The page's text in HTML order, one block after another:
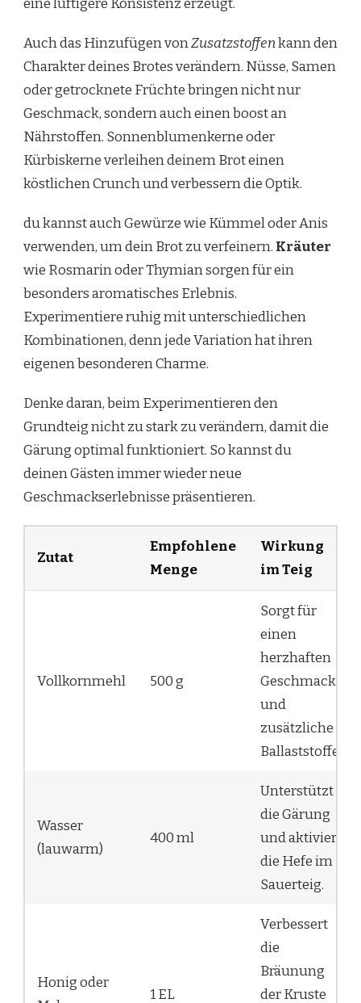
eine luftigere Konsistenz erzeugt.
Auch das Hinzufügen vonZusatzstoffenkann den
Charakter deines Brotes verändern. Nüsse, Samen
oder getrocknete Früchte bringen nicht nur
Geschmack, sondern auch einen boost an
Nährstoffen. Sonnenblumenkerne oder
Kürbiskerne verleihen deinem Brot einen
köstlichen Crunch und verbessern die Optik.
du kannst auch Gewürze wie Kümmel oder Anis
verwenden, um dein Brot zu verfeinern. Kräuter
wie Rosmarin oder Thymian sorgen für ein
besonders aromatisches Erlebnis.
Experimentiere ruhig mit unterschiedlichen
Kombinationen, denn jede Variation hat ihren
eigenen besonderen Charme.
Denke daran, beim Experimentieren den
Grundteig nicht zu stark zu verändern, damit die
Gärung optimal funktioniert. So kannst du
deinen Gästen immer wieder neue
Geschmackserlebnisse präsentieren.
Zutat
Empfohlene
Menge
Wirkung
im Teig
Vollkornmehl 500 g
Sorgt für
einen
herzhaften
Geschmack
und
zusätzliche
Ballaststoffe.
Wasser
(lauwarm)
400 ml
Unterstützt
die Gärung
und aktiviert
die Hefe im
Sauerteig.
Honig oder
1 EL
Verbessert
die
Bräunung
der Kruste